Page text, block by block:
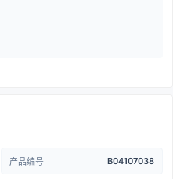
产品编号 B04107038